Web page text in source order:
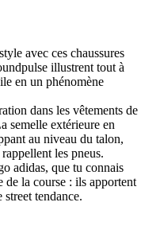
avec ces chaussures
illustrent tout à
en un phénomène
dans les vêtements de
semelle extérieure en
au niveau du talon,
les pneus.
adidas, que tu connais
de la course : ils apportent
tendance.